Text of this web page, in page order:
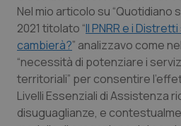
Professionisti Sanitari.AI
Abruzzo
Basilicata
Calabria
QS Pro Gold
Artrite & artrosi
Asma & BPCO
QS Club Newsletter
Nel mio articolo su “Quotidiano
2021 titolato “Il PNRR e i
cambierà?” analizzavo come
“necessità di potenziare i
territoriali” per consentire
Livelli Essenziali di Assistenza
disuguaglianze, e